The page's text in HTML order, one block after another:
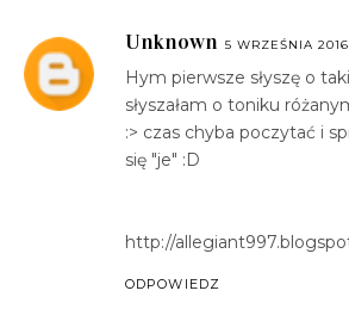
Unknown 5 WRZEŚNIA 2016
Hym pierwsze słyszę o
słyszałam o toniku
:> czas chyba poczytać i
się "je" :D
http://
ODPOWIEDZ